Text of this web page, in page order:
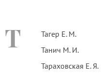
Т
Тагер Е. М.
Танич М. И.
Тараховская Е. Я.